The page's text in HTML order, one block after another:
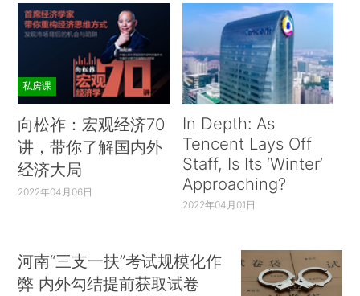
私房课
向松祚：宏观经济70
讲，带你了解国内外
经济大局
2022年04月06日
In Depth: As
Tencent Lays Off
Staff, Is Its ‘Winter’
Approaching?
2022年04月01日
河南“三支一扶”考试规模化作
弊 内外勾结提前获取试卷